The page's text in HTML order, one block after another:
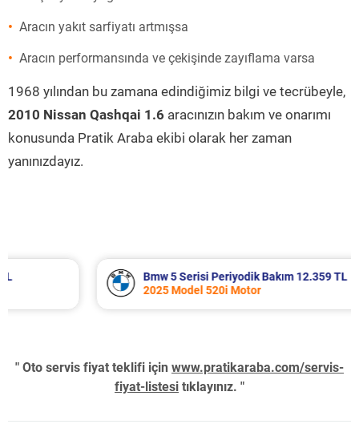
Aracın yakıt sarfiyatı artmışsa
Aracın performansında ve çekişinde zayıflama varsa
1968 yılından bu zamana edindiğimiz bilgi ve tecrübeyle,
2010 Nissan Qashqai 1.6 aracınızın bakım ve onarımı
konusunda Pratik Araba ekibi olarak her zaman
yanınızdayız.
Bmw 5 Serisi Periyodik Bakım 12.359 TL
2025 Model 520i Motor
" Oto servis fiyat teklifi için www.pratikaraba.com/servis-
fiyat-listesi tıklayınız. "